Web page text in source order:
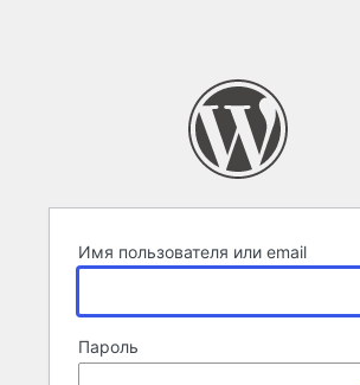
Имя пользователя или email
Пароль